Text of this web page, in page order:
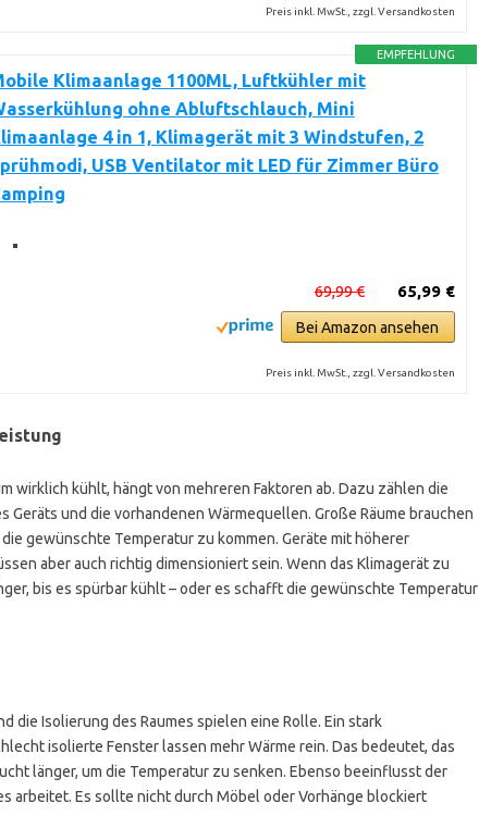
Preis inkl. MwSt., zzgl. Versandkosten
EMPFEHLUNG
Klimaanlage 1100ML, Luftkühler mit
ohne Abluftschlauch, Mini
4 in 1, Klimagerät mit 3 Windstufen, 2
USB Ventilator mit LED für Zimmer Büro
65,99 €
69,99 €
Bei Amazon ansehen
Preis inkl. MwSt., zzgl. Versandkosten
wirklich kühlt, hängt von mehreren Faktoren ab. Dazu zählen die
Geräts und die vorhandenen Wärmequellen. Große Räume brauchen
gewünschte Temperatur zu kommen. Geräte mit höherer
aber auch richtig dimensioniert sein. Wenn das Klimagerät zu
bis es spürbar kühlt – oder es schafft die gewünschte Temperatur
die Isolierung des Raumes spielen eine Rolle. Ein stark
isolierte Fenster lassen mehr Wärme rein. Das bedeutet, das
länger, um die Temperatur zu senken. Ebenso beeinflusst der
arbeitet. Es sollte nicht durch Möbel oder Vorhänge blockiert